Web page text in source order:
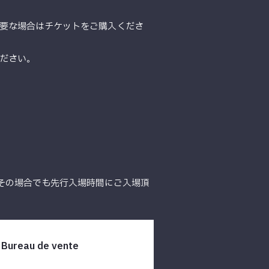
な場合はチケットをご購入くださ
さい。
場合でも先行入場時間にご入場頂
Bureau de vente